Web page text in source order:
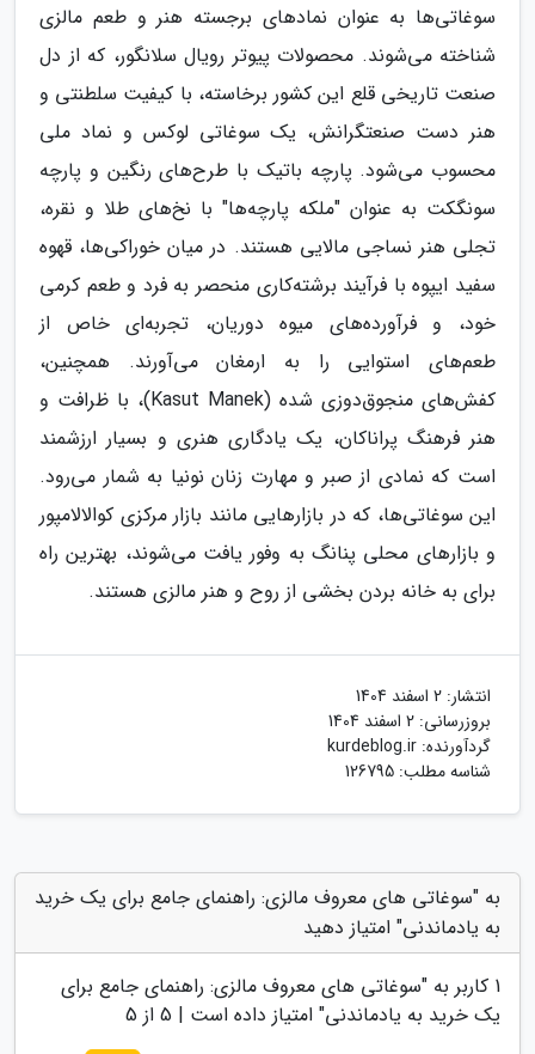
سوغاتی‌ها به عنوان نمادهای برجسته هنر و طعم مالزی
شناخته می‌شوند. محصولات پیوتر رویال سلانگور، که از دل
صنعت تاریخی قلع این کشور برخاسته، با کیفیت سلطنتی و
هنر دست صنعتگرانش، یک سوغاتی لوکس و نماد ملی
محسوب می‌شود. پارچه باتیک با طرح‌های رنگین و پارچه
سونگکت به عنوان "ملکه پارچه‌ها" با نخ‌های طلا و نقره،
تجلی هنر نساجی مالایی هستند. در میان خوراکی‌ها، قهوه
سفید ایپوه با فرآیند برشته‌کاری منحصر به فرد و طعم کرمی
خود، و فرآورده‌های میوه دوریان، تجربه‌ای خاص از
طعم‌های استوایی را به ارمغان می‌آورند. همچنین،
کفش‌های منجوق‌دوزی شده (Kasut Manek)، با ظرافت و
هنر فرهنگ پراناکان، یک یادگاری هنری و بسیار ارزشمند
است که نمادی از صبر و مهارت زنان نونیا به شمار می‌رود.
این سوغاتی‌ها، که در بازارهایی مانند بازار مرکزی کوالالامپور
و بازارهای محلی پنانگ به وفور یافت می‌شوند، بهترین راه
برای به خانه بردن بخشی از روح و هنر مالزی هستند.
انتشار: 2 اسفند 1404
بروزرسانی: 2 اسفند 1404
گردآورنده: kurdeblog.ir
شناسه مطلب: 126795
به "سوغاتی های معروف مالزی: راهنمای جامع برای یک خرید
به یادماندنی" امتیاز دهید
1 کاربر به "سوغاتی های معروف مالزی: راهنمای جامع برای
یک خرید به یادماندنی" امتیاز داده است | 5 از 5